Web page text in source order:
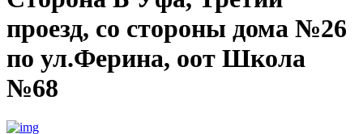
проезд, со стороны дома №26
по ул.Ферина, оот Школа
№68